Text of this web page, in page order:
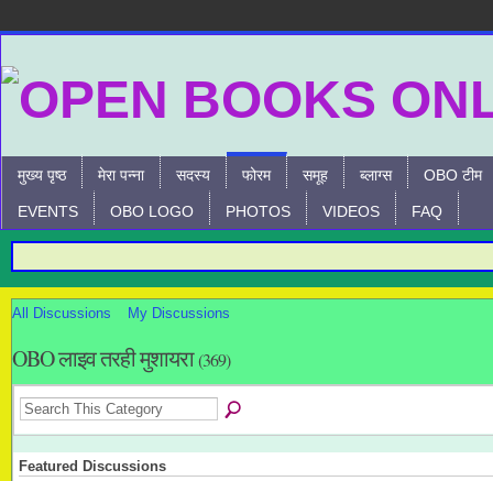
मुख्य पृष्ठ मेरा पन्ना सदस्य फोरम समूह ब्लाग्स OBO टीम
EVENTS OBO LOGO PHOTOS VIDEOS FAQ
All Discussions My Discussions
OBO लाइव तरही मुशायरा(369)
Featured Discussions